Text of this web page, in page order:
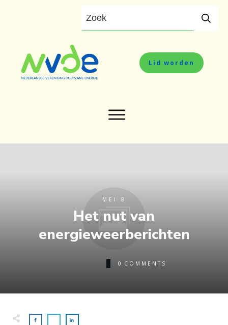
Lid worden
MEI 8
Het nut van
energieweerberichten
0 COMMENTS